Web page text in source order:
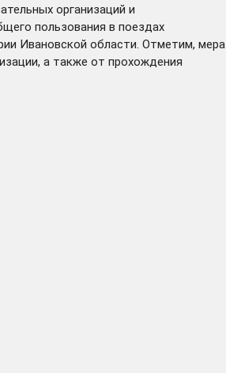
организаций и
пользования в поездах
Ивановской области. Отметим, мера
а также от прохождения